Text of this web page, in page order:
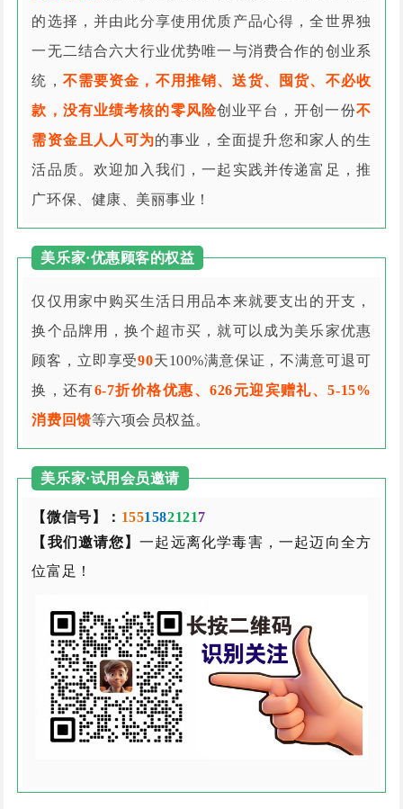
的选择，并由此分享使用优质产品心得，全世界独
一无二结合六大行业优势唯一与消费合作的创业系
统， 不需要资金，不用推销、送货、囤货、不必收
款，没有业绩考核的零风险创业平台，开创一份不
需资金且人人可为的事业，全面提升您和家人的生
活品质。欢迎加入我们，一起实践并传递富足，推
广环保、健康、美丽事业！
美乐家·优惠顾客的权益
仅仅用家中购买生活日用品本来就要支出的开支，
换个品牌用，换个超市买，就可以成为美乐家优惠
顾客，立即享受90天100%满意保证，不满意可退可
换，还有6-7折价格优惠、626元迎宾赠礼、5-15%
消费回馈等六项会员权益。
美乐家·试用会员邀请
【微信号】： 15515821217
【我们邀请您】一起远离化学毒害，一起迈向全方
位富足！